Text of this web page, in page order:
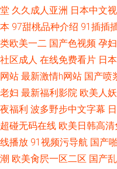
堂 久久成人亚洲 日本中文
本 97甜桃品种介绍 91插插
类欧美一二 国产色视频 孕
社区成人 在线免费看片 日
网站 最新激情h网站 国产喷
老妇 最新福利影院 欧美人
夜福利 波多野步中文字幕
超碰无码在线 欧美日韩高清
线播放 91视频污导航 国产
潮 欧美肏屄一区二区 国产